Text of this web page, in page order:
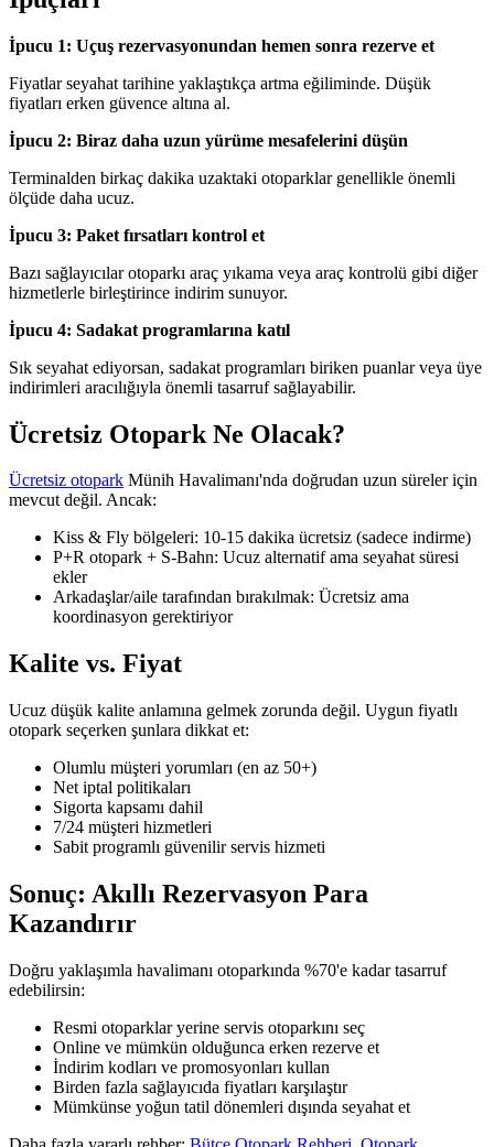
İpucu 1: Uçuş rezervasyonundan hemen sonra rezerve et
Fiyatlar seyahat tarihine yaklaştıkça artma eğiliminde. Düşük
fiyatları erken güvence altına al.
İpucu 2: Biraz daha uzun yürüme mesafelerini düşün
Terminalden birkaç dakika uzaktaki otoparklar genellikle önemli
ölçüde daha ucuz.
İpucu 3: Paket fırsatları kontrol et
Bazı sağlayıcılar otoparkı araç yıkama veya araç kontrolü gibi diğer
hizmetlerle birleştirince indirim sunuyor.
İpucu 4: Sadakat programlarına katıl
Sık seyahat ediyorsan, sadakat programları biriken puanlar veya üye
indirimleri aracılığıyla önemli tasarruf sağlayabilir.
Ücretsiz Otopark Ne Olacak?
Ücretsiz otopark Münih Havalimanı'nda doğrudan uzun süreler için
mevcut değil. Ancak:
Kiss & Fly bölgeleri: 10-15 dakika ücretsiz (sadece indirme)
P+R otopark + S-Bahn: Ucuz alternatif ama seyahat süresi
ekler
Arkadaşlar/aile tarafından bırakılmak: Ücretsiz ama
koordinasyon gerektiriyor
Kalite vs. Fiyat
Ucuz düşük kalite anlamına gelmek zorunda değil. Uygun fiyatlı
otopark seçerken şunlara dikkat et:
Olumlu müşteri yorumları (en az 50+)
Net iptal politikaları
Sigorta kapsamı dahil
7/24 müşteri hizmetleri
Sabit programlı güvenilir servis hizmeti
Sonuç: Akıllı Rezervasyon Para
Kazandırır
Doğru yaklaşımla havalimanı otoparkında %70'e kadar tasarruf
edebilirsin:
Resmi otoparklar yerine servis otoparkını seç
Online ve mümkün olduğunca erken rezerve et
İndirim kodları ve promosyonları kullan
Birden fazla sağlayıcıda fiyatları karşılaştır
Mümkünse yoğun tatil dönemleri dışında seyahat et